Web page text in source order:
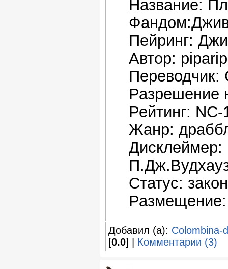
Название:
Пейринг:
Автор:
Переводчик:
Разрешение
Рейтинг: NC-
Жанр:
Дисклеймер:
Статус:
Добавил (а): Colombina-d
[0.0] | Комментарии (3)